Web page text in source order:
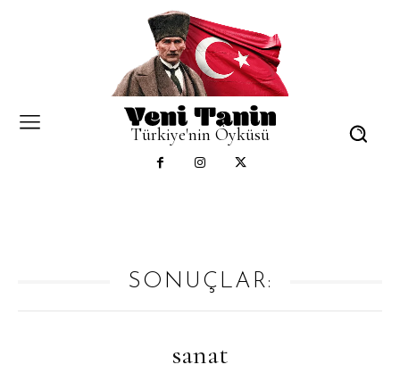
Türkiye'nin Öyküsü
SONUÇLAR:
sanat